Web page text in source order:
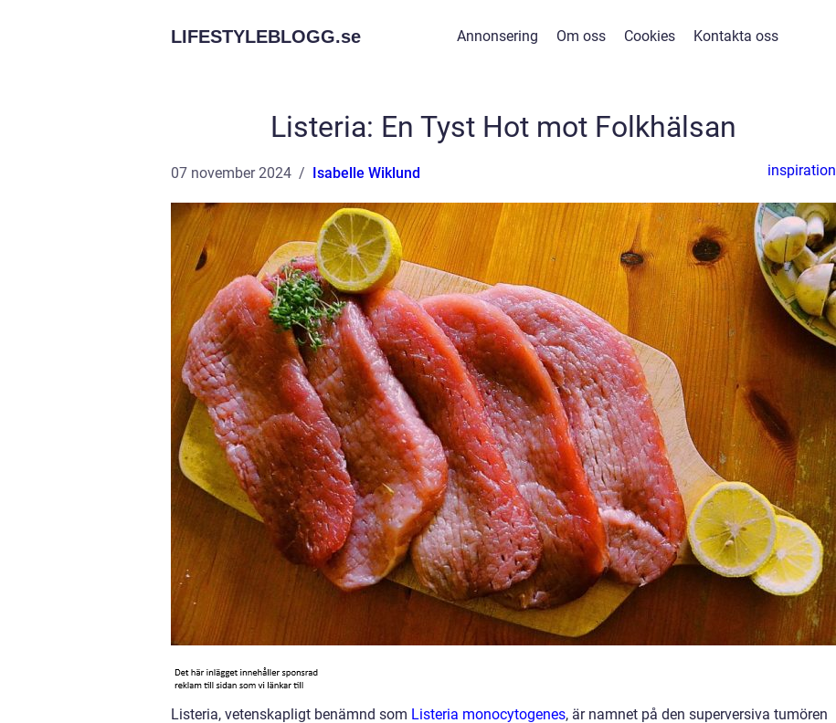
LIFESTYLEBLOGG.se Annonsering Om oss Cookies Kontakta oss
Listeria: En Tyst Hot mot Folkhälsan
07 november 2024 Isabelle Wiklund inspiration
Listeria, vetenskapligt benämnd som Listeria monocytogenes, är namnet på den superversiva tumören